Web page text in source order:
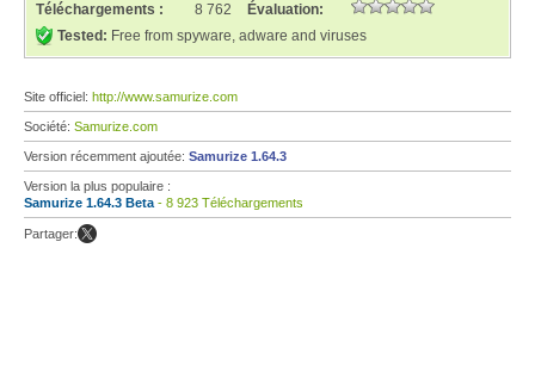
Téléchargements :
8 762
Évaluation:
Tested: Free from spyware, adware and viruses
Site officiel: http://www.samurize.com
Société: Samurize.com
Version récemment ajoutée: Samurize 1.64.3
Version la plus populaire :
Samurize 1.64.3 Beta - 8 923 Téléchargements
Partager: